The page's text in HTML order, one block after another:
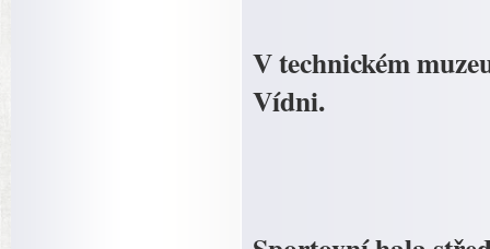
V technickém
Vídni.